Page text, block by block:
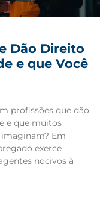
Dão Direito
e que Você
profissões que dão
e que muitos
Em
exerce
nocivos à